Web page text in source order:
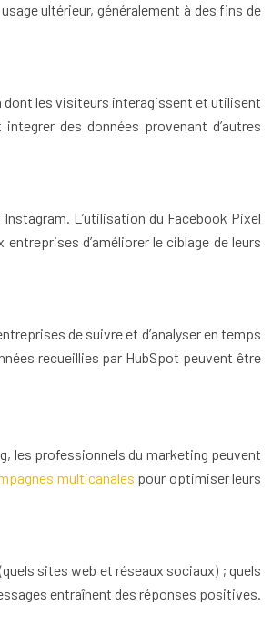
ultérieur, généralement à des fins de
dont les visiteurs interagissent et utilisent
des données provenant d’autres
L’utilisation du Facebook Pixel
d’améliorer le ciblage de leurs
de suivre et d’analyser en temps
recueillies par HubSpot peuvent être
les professionnels du marketing peuvent
multicanales pour optimiser leurs
sites web et réseaux sociaux) ; quels
entraînent des réponses positives.